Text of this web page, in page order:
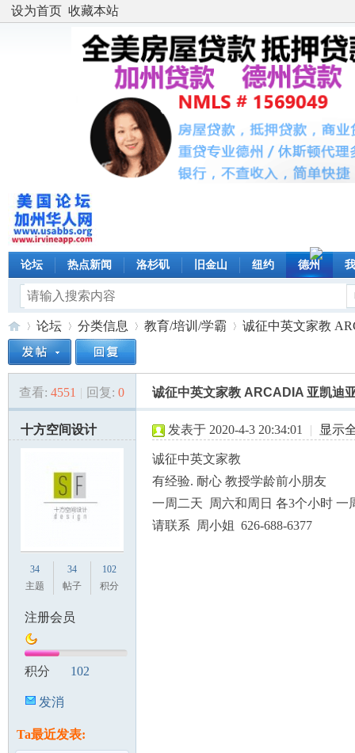
设为首页 收藏本站
论坛 热点新闻 洛杉矶 旧金山 纽约 德州
美»
论坛
›
分类信息 教育/培训/学霸
›
诚征中英文家教
查看: 4551 | 回复: 0 诚征中英文家教 ARCADIA 亚凯迪
十方空间设计
34
主题
34
帖子
102
积分
注册会员
积分 102
发消
Ta最近发表:
发表于 2020-4-3 20:34:01 | 显示
诚征中英文家教
有经验. 耐心 教授学龄前小朋友
一周二天 周六和周日 各3个小时 一
请联系 周小姐 626-688-6377